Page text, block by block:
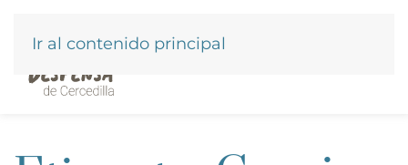
Ir al contenido principal